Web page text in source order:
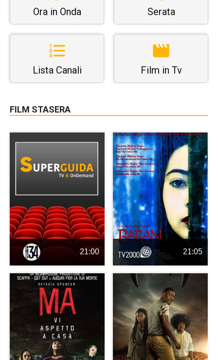
Ora in Onda Serata
Lista Canali Film in Tv
FILM STASERA
21:00 21:05